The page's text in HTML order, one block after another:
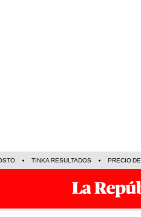
TINKA RESULTADOS PRECIO